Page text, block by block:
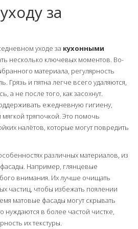
за
уходе за кухонными
несколько ключевых моментов. Во-
материала, регулярность
Грязь и пятна легче всего удаляются,
а не после того, как засохнут.
ежедневную гигиену,
тряпочкой. Это помочь
налётов, которые могут повредить
различных материалов, из
Например, глянцевые
внимания. Их лучше очищать
частиц, чтобы избежать поялении
матовые фасады могут скрывать
нуждаются в более частой чистке,
их текстуры.